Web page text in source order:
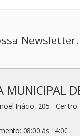
MUNICIPAL
Inácio, 205 -
08:00 às 14:00